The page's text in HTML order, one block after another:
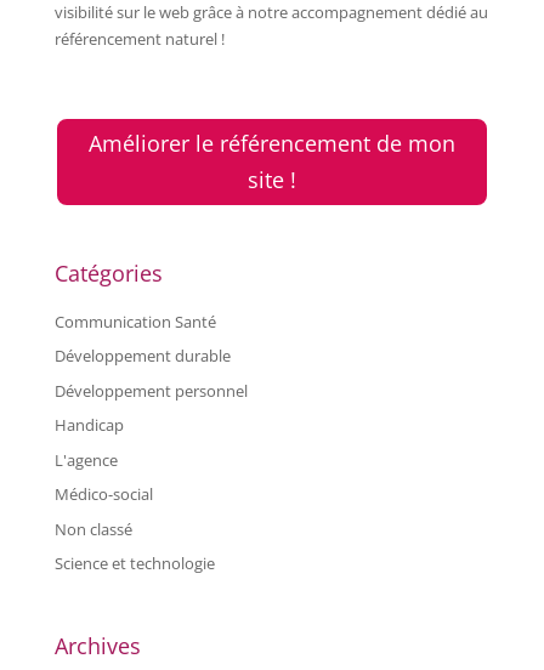
visibilité sur le web grâce à notre accompagnement dédié au
référencement naturel !
Améliorer le référencement de mon
site !
Catégories
Communication Santé
Développement durable
Développement personnel
Handicap
L'agence
Médico-social
Non classé
Science et technologie
Archives